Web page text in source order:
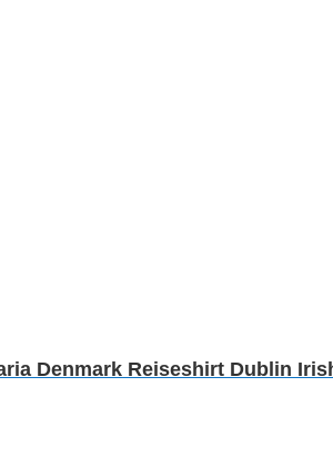
Denmark Reiseshirt Dublin